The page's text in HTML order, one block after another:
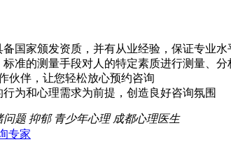
备国家颁发资质，并有从业经验，保证专业水
准的测量手段对人的特定素质进行测量、分
伙伴，让您轻松放心预约咨询
为和心理需求为前提，创造良好咨询氛围
问题 抑郁 青少年心理 成都心理医生
专家